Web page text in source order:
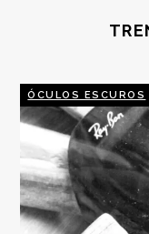
ÓCULOS ESCUROS